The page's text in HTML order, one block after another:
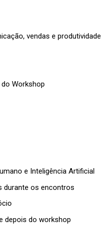
vendas e produtividade
Workshop
e Inteligência Artificial
durante os encontros
depois do workshop